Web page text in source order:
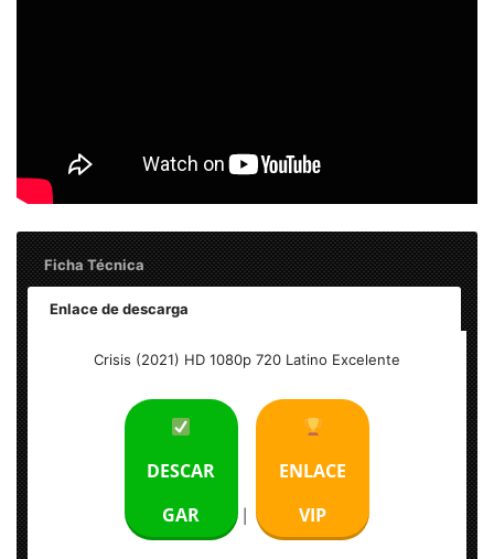
Ficha Técnica
Enlace de descarga
1080p2.47 GB | 900 MB
Crisis (2021) HD 1080p 720 Latino Excelente
DESCAR
GAR
ENLACE
VIP